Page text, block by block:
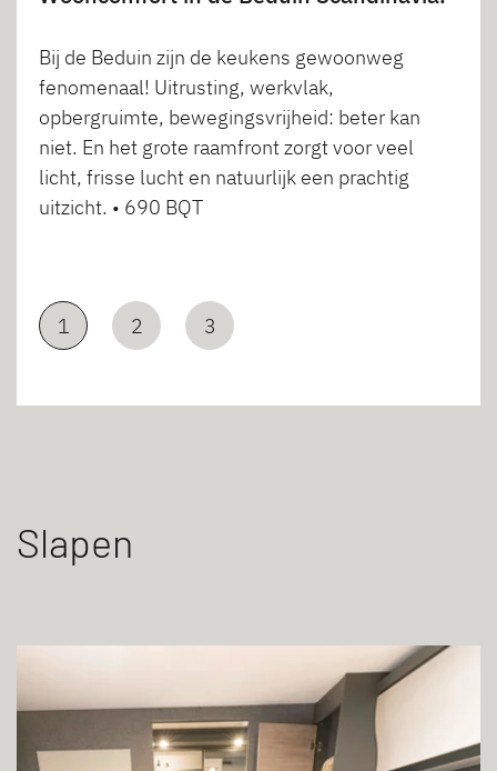
Bij de Beduin zijn de keukens gewoonweg
fenomenaal! Uitrusting, werkvlak,
opbergruimte, bewegingsvrijheid: beter kan
niet. En het grote raamfront zorgt voor veel
licht, frisse lucht en natuurlijk een prachtig
uitzicht. • 690 BQT
1 2 3
Slapen